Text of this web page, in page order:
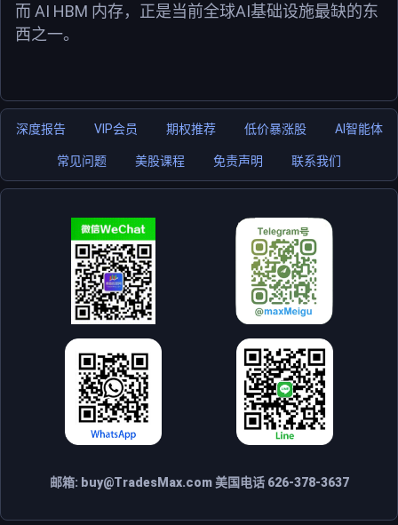
而 AI HBM 内存，正是当前全球AI基础设施最缺的东
西之一。
深度报告 VIP会员 期权推荐 低价暴涨股 AI智能体
常见问题 美股课程 免责声明 联系我们
邮箱: buy@TradesMax.com美国电话 626-378-3637